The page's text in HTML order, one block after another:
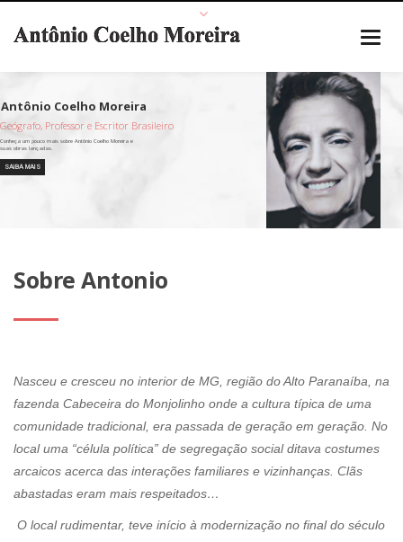
Geógrafo, Professor e Escritor Brasileiro
SAIBA MAIS
Sobre Antonio
Nasceu e cresceu no interior de MG, região do Alto Paranaíba, na
fazenda Cabeceira do Monjolinho onde a cultura típica de uma
comunidade tradicional, era passada de geração em geração. No
local uma “célula política” de segregação social ditava costumes
arcaicos acerca das interações familiares e vizinhanças. Clãs
abastadas eram mais respeitados…
O local rudimentar, teve início à modernização no final do século